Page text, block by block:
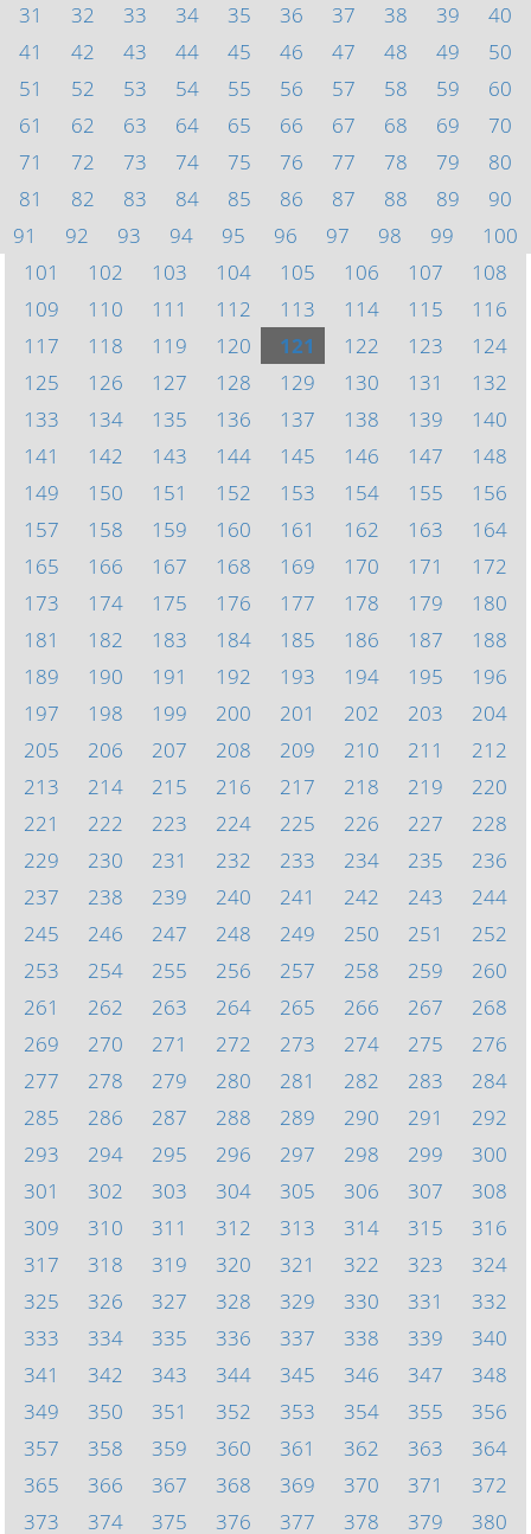
31
32 33 34 35 36 37 38 39
40
41
42 43 44 45 46 47 48 49
50
51
52 53 54 55 56 57 58 59
60
61
62 63 64 65 66 67 68 69
70
71
72 73 74 75 76 77 78 79
80
81
82 83 84 85 86 87 88 89
90
91
92 93 94 95 96 97 98 99
100
101
102 103 104 105 106 107
108
109
110 111 112 113 114 115
116
117
118 119 120 121 122 123
124
125
126 127 128 129 130 131
132
133
134 135 136 137 138 139
140
141
142 143 144 145 146 147
148
149
150 151 152 153 154 155
156
157
158 159 160 161 162 163
164
165
166 167 168 169 170 171
172
173
174 175 176 177 178 179
180
181
182 183 184 185 186 187
188
189
190 191 192 193 194 195
196
197
198 199 200 201 202 203
204
205
206 207 208 209 210 211
212
213
214 215 216 217 218 219
220
221
222 223 224 225 226 227
228
229
230 231 232 233 234 235
236
237
238 239 240 241 242 243
244
245
246 247 248 249 250 251
252
253
254 255 256 257 258 259
260
261
262 263 264 265 266 267
268
269
270 271 272 273 274 275
276
277
278 279 280 281 282 283
284
285
286 287 288 289 290 291
292
293
294 295 296 297 298 299
300
301
302 303 304 305 306 307
308
309
310 311 312 313 314 315
316
317
318 319 320 321 322 323
324
325
326 327 328 329 330 331
332
333
334 335 336 337 338 339
340
341
342 343 344 345 346 347
348
349
350 351 352 353 354 355
356
357
358 359 360 361 362 363
364
365
366 367 368 369 370 371
372
373
374 375 376 377 378 379 380